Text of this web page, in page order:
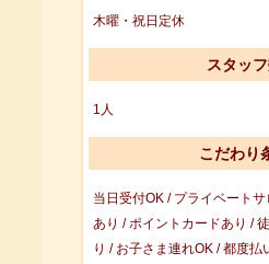
木曜・祝日定休
スタッ
1人
こだわり
当日受付OK / プライベート
あり / ポイントカードあり /
り / お子さま連れOK / 都度払